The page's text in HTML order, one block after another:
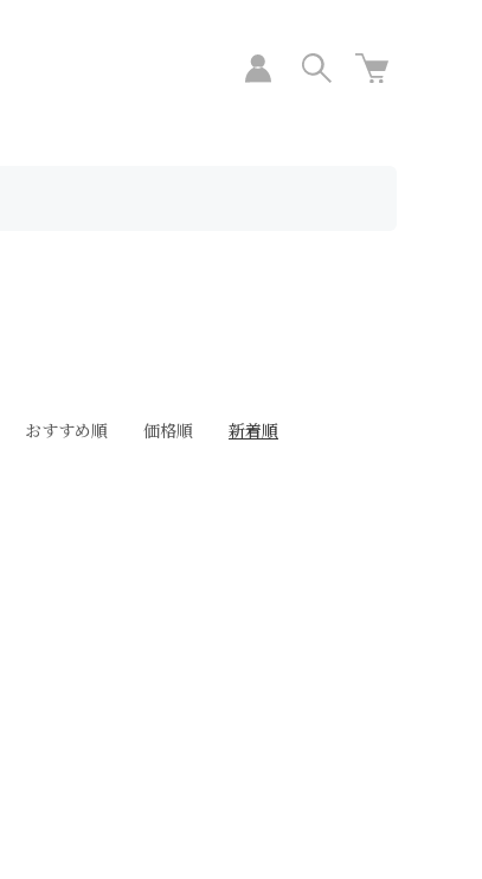
おすすめ順 価格順 新着順